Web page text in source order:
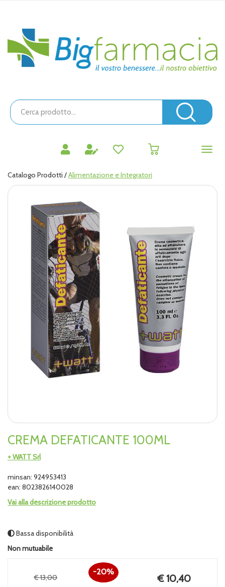
principaleBigfarmacia
Cerca
Prodotto
Catalogo Prodotti /Alimentazione e Integratori
CREMA DEFATICANTE 100ML
+ WATT Srl
minsan: 924953413
ean: 8023826140028
Vai alla descrizione prodotto
Bassa disponibilità
Non mutuabile
20%
€ 13,00
Prezzo
€ 10,40